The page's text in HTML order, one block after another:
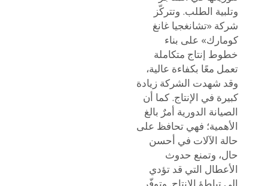
وتلبية الطلب. وتتركّز
شركة «تشانغجيا غانغ
كومارك» على بناء
خطوط إنتاج متكاملة
تعمل معًا بكفاءة عالية،
وقد شهدت الشركة زيادة
كبيرة في الإنتاج. كما أن
الصيانة الدورية أمرٌ بالغ
الأهمية؛ فهي تحافظ على
حالة الآلات في أحسن
حال، وتمنع حدوث
الأعطال التي قد تؤدي